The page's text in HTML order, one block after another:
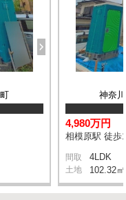
神奈
4,980万円
相模原駅 徒歩
間取 4LDK
土地 102.32㎡